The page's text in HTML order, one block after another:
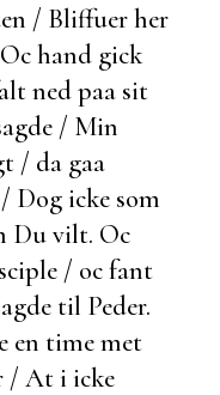
/ Bliffuer her
hand gick
ned paa sit
/ Min
/ da gaa
Dog icke som
Du vilt. Oc
/ oc fant
til Peder.
en time met
/ At i icke